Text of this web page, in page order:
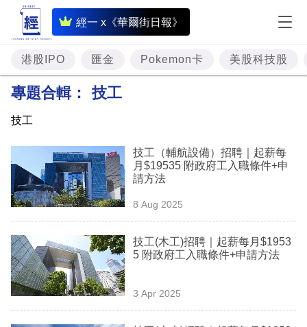
經一 x《華爾街日報》
即
時
財
經
投
資
樓
市
理
財
商
港股IPO 匯金 Pokemon卡 美股科技股
專題合輯： 技工
技工
技工（輔航設備）招聘｜起薪每
月$19535 附政府工入職條件+申
請方法
8 Aug 2025
技工(木工)招聘｜起薪每月$1953
5 附政府工入職條件+申請方法
3 Apr 2025